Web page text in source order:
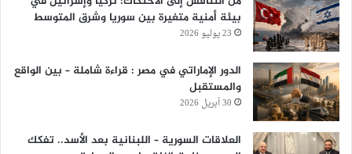
بيئة أمنية متغيرة بين سوريا وشرق المتوسط
23 يوليو 2026
الدور الإماراتي في مصر : قراءة شاملة – بين الواقع
والمستقبل
30 أبريل 2026
العلاقات السورية – اللبنانية بعد الأسد.. تفكك